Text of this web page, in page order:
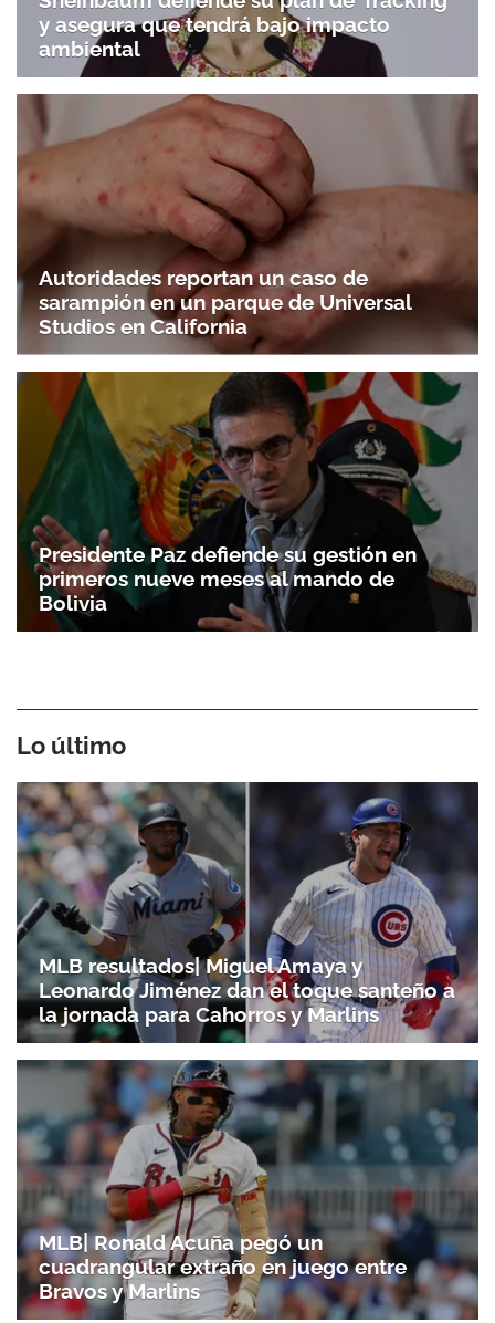
y asegura que tendrá bajo impacto
ambiental
Autoridades reportan un caso de
sarampión en un parque de Universal
Studios en California
Presidente Paz defiende su gestión en
primeros nueve meses al mando de
Bolivia
Lo último
MLB resultados| Miguel Amaya y
Leonardo Jiménez dan el toque santeño a
la jornada para Cahorros y Marlins
MLB| Ronald Acuña pegó un
cuadrangular extraño en juego entre
Bravos y Marlins